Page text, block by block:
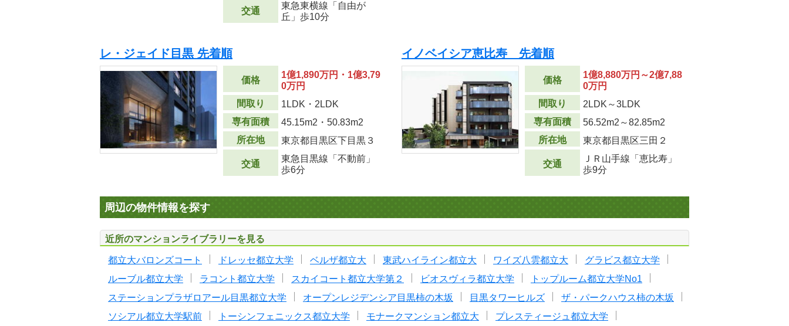
交通
東急東横線「自由が
丘」歩10分
レ・ジェイド目黒 先着順
価格
1億1,890万円・1億3,79
0万円
間取り
1LDK・2LDK
専有面積
45.15m2 ・50.83m2
所在地
東京都目黒区下目黒３
交通
東急目黒線「不動前」
歩6分
イノベイシア恵比寿 先着順
価格
1億8,880万円～2億7,88
0万円
間取り
2LDK～3LDK
専有面積
56.52m2 ～82.85m2
所在地
東京都目黒区三田２
交通
ＪＲ山手線「恵比寿」
歩9分
周辺の物件情報を探す
近所のマンションライブラリーを見る
都立大バロンズコート ドレッセ都立大学 ベルザ都立大 東武ハイライン都立大 ワイズ八雲都立大
グラビス都立大学
ルーブル都立大学
ラコント都立大学 スカイコート都立大学第２ ビオスヴィラ都立大学
トップルーム都立大学No1
ステーションプラザロアール目黒都立大学
オープンレジデンシア目黒柿の木坂 目黒タワーヒルズ
ザ・パークハウス柿の木坂
ソシアル都立大学駅前
トーシンフェニックス都立大学 モナークマンション都立大
プレスティージュ都立大学